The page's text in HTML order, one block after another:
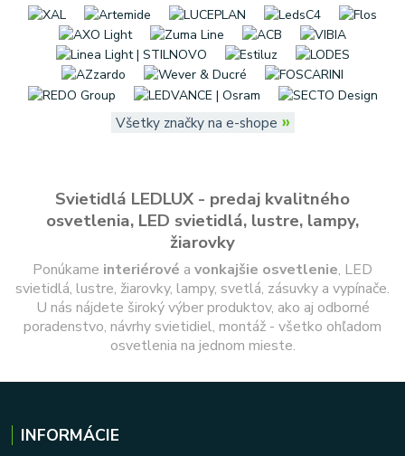
Všetky značky na e-shope »
Svietidlá LEDLUX - predaj kvalitného
osvetlenia, LED svietidlá, lustre, lampy,
žiarovky
Ponúkame interiérové a vonkajšie osvetlenie, LED
svietidlá, lustre, žiarovky, lampy, svetlá, zásuvky a vypínače.
U nás nájdete široký výber produktov, ako aj odborné
poradenstvo, návrhy svietidiel, montáž - všetko ohľadom
osvetlenia na jednom mieste.
INFORMÁCIE